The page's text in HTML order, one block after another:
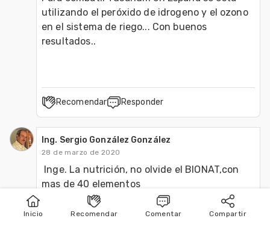
Inicio Publicar Buscar
Inicio Recomendar Comentar Compartir
utilizando el peróxido de idrogeno y el ozono
en el sistema de riego... Con buenos
resultados..
Recomendar Responder
Ing. Sergio González González
28 de marzo de 2020
mas de 40 elementos